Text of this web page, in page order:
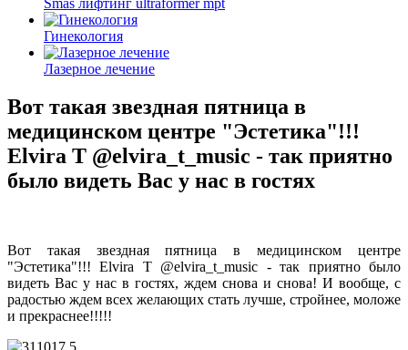
Гинекология
Лазерное лечение
Вот такая звездная пятница в
медицинском центре "Эстетика"!!!
Elvira T @elvira_t_music - так приятно
было видеть Вас у нас в гостях
Вот такая звездная пятница в медицинском центре
"Эстетика"!!! Elvira T @elvira_t_music - так приятно было
видеть Вас у нас в гостях, ждем снова и снова! И вообще, с
радостью ждем всех желающих стать лучше, стройнее, моложе
и прекраснее!!!!!